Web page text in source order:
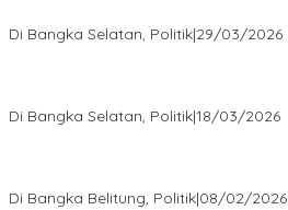
Di Bangka Selatan, Politik|29/03/2026
Di Bangka Selatan, Politik|18/03/2026
Di Bangka Belitung, Politik|08/02/2026